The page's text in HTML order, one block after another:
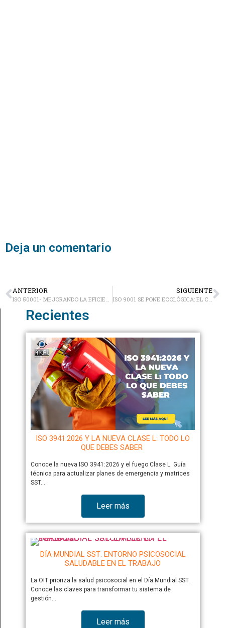
Deja un comentario
ANTERIOR SIGUIENTE
Recientes
ISO 3941:2026 Y LA NUEVA CLASE L: TODO LO
QUE DEBES SABER
Conoce la nueva ISO 3941:2026 y el fuego Clase L. Guía
técnica para actualizar planes de emergencia y matrices
SST…
Leer más
DÍA MUNDIAL SST: ENTORNO PSICOSOCIAL
SALUDABLE EN EL TRABAJO
La OIT prioriza la salud psicosocial en el Día Mundial SST.
Conoce las claves para transformar tu sistema de
gestión…
Leer más